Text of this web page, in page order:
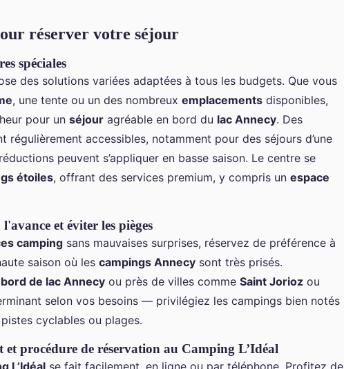
réserver votre séjour
spéciales
des solutions variées adaptées à tous les budgets. Que vous
, une tente ou un des nombreux emplacements disponibles,
pour un séjour agréable en bord du lac Annecy. Des
régulièrement accessibles, notamment pour des séjours d’une
peuvent s’appliquer en basse saison. Le centre se
étoiles, offrant des services premium, y compris un espace
et éviter les pièges
camping sans mauvaises surprises, réservez de préférence à
saison où les campings Annecy sont très prisés.
bord de lac Annecy ou près de villes comme Saint Jorioz ou
selon vos besoins — privilégiez les campings bien notés
cyclables ou plages.
procédure de réservation au Camping L’Idéal